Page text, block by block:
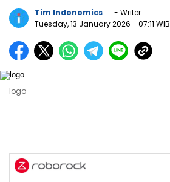
Tim Indonomics
- Writer
Tuesday, 13 January 2026 - 07:11 WIB
logo